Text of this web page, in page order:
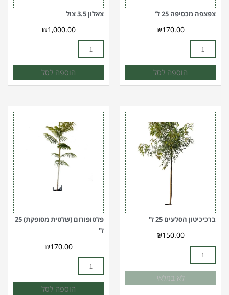
צפצפה מכסיפה 25 ל'
₪170.00
הוספה לסל
צאלון 3.5 צול
₪1,000.00
הוספה לסל
ברכיכיטון הסלעים 25 ל'
₪150.00
כמות
של
ברכיכיטון
הסלעים
25
ל'
לא במלאי
פלטופורום (שלטית מסופקת) 25
ל'
₪170.00
כמות
של
פלטופורום
(שלטית
מסופקת)
25
ל'
הוספה לסל